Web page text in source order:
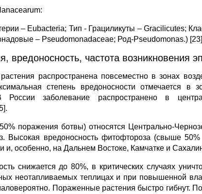
– Eubacteria; Тип - Грациликуты – Gracilicutes;
– Pseudomonadaceae; Род-Pseudomonas.)
вредоносность, частота возникновения
распространена повсеместно в зонах
степень вредоносности отмечается в
заболевание распространено в
поражения ботвы) относятся Центрально-
Высокая вредоносность фитофтороза (свыше
особенно, на Дальнем Востоке, Камчатке и
снижается до 80%, в критических случаях
неотапливаемых теплицах и при повышенной
Пораженные растения быстро гибнут.